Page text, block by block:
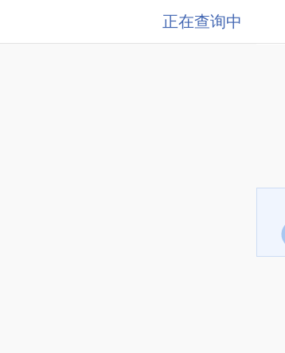
正在查询中